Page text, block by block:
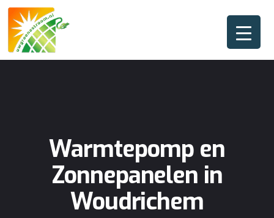
Warmtepomp en
Zonnepanelen in
Woudrichem